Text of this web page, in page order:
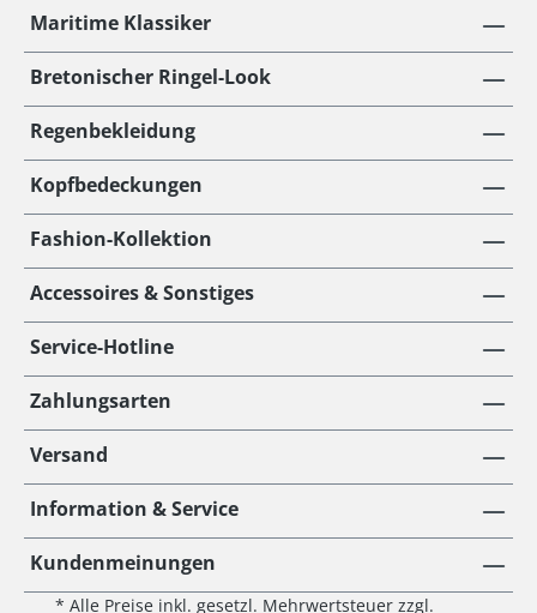
Maritime Klassiker
Bretonischer Ringel-Look
Regenbekleidung
Kopfbedeckungen
Fashion-Kollektion
Accessoires & Sonstiges
Service-Hotline
Zahlungsarten
Versand
Information & Service
Kundenmeinungen
* Alle Preise inkl. gesetzl. Mehrwertsteuer zzgl.